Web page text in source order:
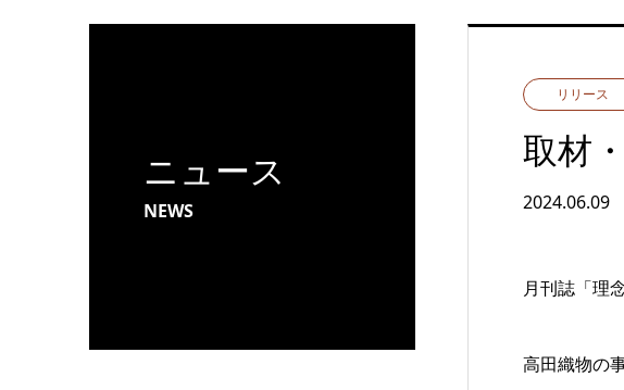
ニュース
NEWS
リリース
取材
2024.06.09
月刊誌「理
高田織物の